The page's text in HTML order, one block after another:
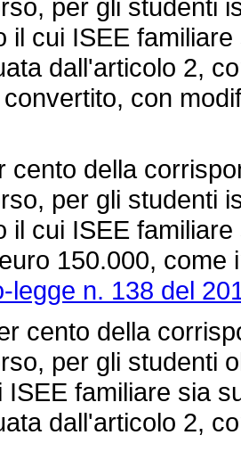
per gli studenti
il cui ISEE
dall'articolo 2,
convertito, con
della
per gli studenti
il cui ISEE
150.000,
legge n. 138 del
cento della
per gli studenti
ISEE familiare sia
dall'articolo 2,